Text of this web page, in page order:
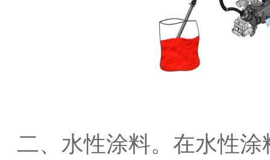
二、水性涂料。在水性